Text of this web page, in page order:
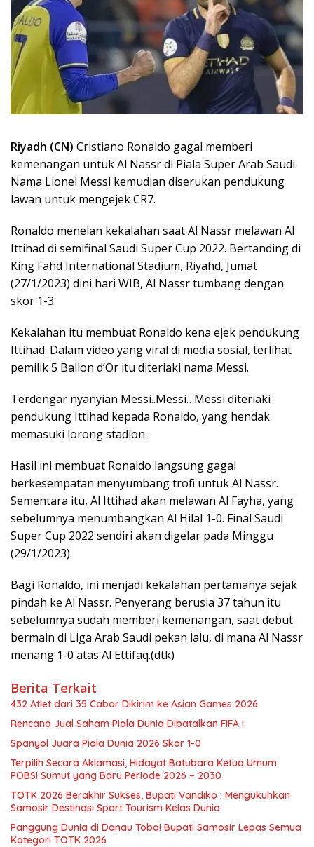
Riyadh (CN) Cristiano Ronaldo gagal memberi
kemenangan untuk Al Nassr di Piala Super Arab Saudi.
Nama Lionel Messi kemudian diserukan pendukung
lawan untuk mengejek CR7.
Ronaldo menelan kekalahan saat Al Nassr melawan Al
Ittihad di semifinal Saudi Super Cup 2022. Bertanding di
King Fahd International Stadium, Riyahd, Jumat
(27/1/2023) dini hari WIB, Al Nassr tumbang dengan
skor 1-3.
Kekalahan itu membuat Ronaldo kena ejek pendukung
Ittihad. Dalam video yang viral di media sosial, terlihat
pemilik 5 Ballon d’Or itu diteriaki nama Messi.
Terdengar nyanyian Messi..Messi…Messi diteriaki
pendukung Ittihad kepada Ronaldo, yang hendak
memasuki lorong stadion.
Hasil ini membuat Ronaldo langsung gagal
berkesempatan menyumbang trofi untuk Al Nassr.
Sementara itu, Al Ittihad akan melawan Al Fayha, yang
sebelumnya menumbangkan Al Hilal 1-0. Final Saudi
Super Cup 2022 sendiri akan digelar pada Minggu
(29/1/2023).
Bagi Ronaldo, ini menjadi kekalahan pertamanya sejak
pindah ke Al Nassr. Penyerang berusia 37 tahun itu
sebelumnya sudah memberi kemenangan, saat debut
bermain di Liga Arab Saudi pekan lalu, di mana Al Nassr
menang 1-0 atas Al Ettifaq.(dtk)
Berita Terkait
432 Atlet dari 35 Cabor Dikirim ke Asian Games 2026
Rencana Jual Saham Piala Dunia Dibatalkan FIFA !
Spanyol Juara Piala Dunia 2026 Skor 1-0
Terpilih Secara Aklamasi, Hidayat Batubara Ketua Umum
POBSI Sumut yang Baru Periode 2026 – 2030
TOTK 2026 Berakhir Sukses, Bupati Vandiko : Mengukuhkan
Samosir Destinasi Sport Tourism Kelas Dunia
Panggung Dunia di Danau Toba! Bupati Samosir Lepas Semua
Kategori TOTK 2026